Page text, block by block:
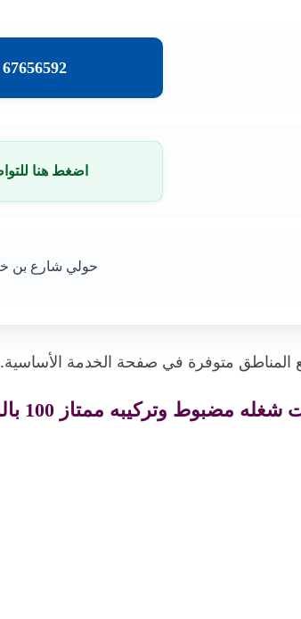
67656592
اضغط هنا
حولي شارع بن
المناطق متوفرة في صفحة الخدمة الأساسية.
مضبوط وتركيبه ممتاز 100 بالمية